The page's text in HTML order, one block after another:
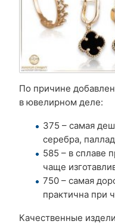
По причине
в ювелирном деле:
375 – самая
серебра,
585 – в сплаве
чаще
750 – самая
практична при
Качественные